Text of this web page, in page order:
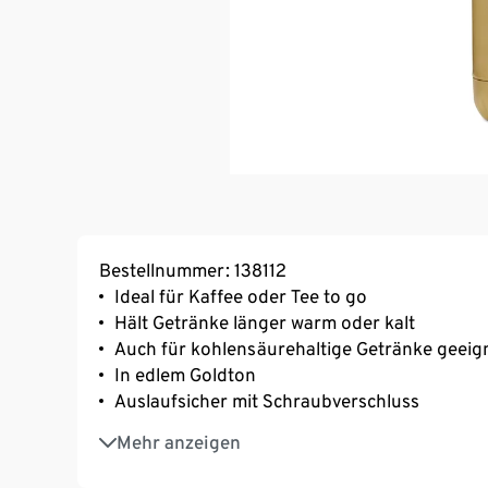
Bestellnummer: 138112
Ideal für Kaffee oder Tee to go
Hält Getränke länger warm oder kalt
Auch für kohlensäurehaltige Getränke
In edlem Goldton
Auslaufsicher mit Schraubverschluss
Mehr anzeigen
Füllmenge ca. 450 ml
Ideal für unterwegs